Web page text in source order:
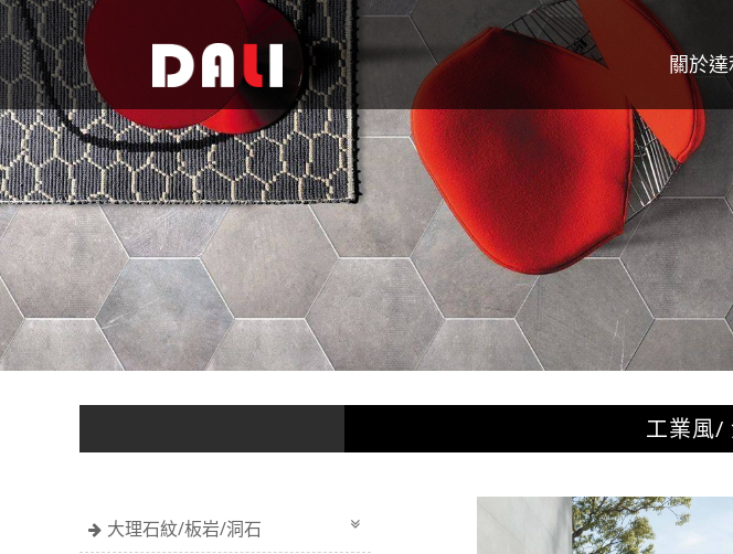
關於達
工業風/
大理石紋/板岩/洞石